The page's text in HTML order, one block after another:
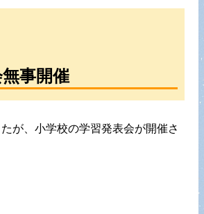
事開催
が、小学校の学習発表会が開催さ